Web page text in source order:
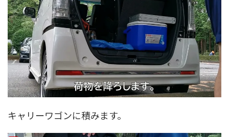
キャリーワゴンに積みます。